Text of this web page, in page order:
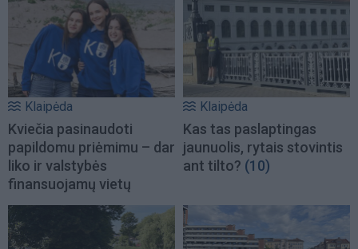
Klaipėda
Kviečia pasinaudoti
papildomu priėmimu – dar
liko ir valstybės
finansuojamų vietų
Klaipėda
Kas tas paslaptingas
jaunuolis, rytais stovintis
ant tilto? (10)